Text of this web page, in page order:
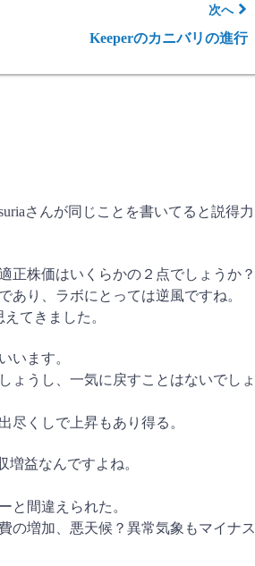
次へ
Keeperのカニバリの進行
さんが同じことを書いてると説得力
正株価はいくらかの２点でしょうか？
あり、ラボにとっては逆風ですね。
てきました。
います。
ょうし、一気に戻すことはないでしょ
尽くしで上昇もあり得る。
増益なんですよね。
と間違えられた。
の増加、悪天候？異常気象もマイナス